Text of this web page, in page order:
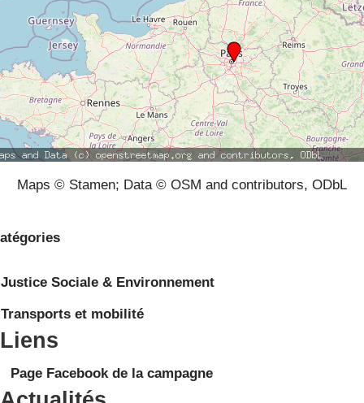
Maps © Stamen; Data © OSM and contributors, ODbL
Justice Sociale & Environnement
Transports et mobilité
Liens
Page Facebook de la campagne